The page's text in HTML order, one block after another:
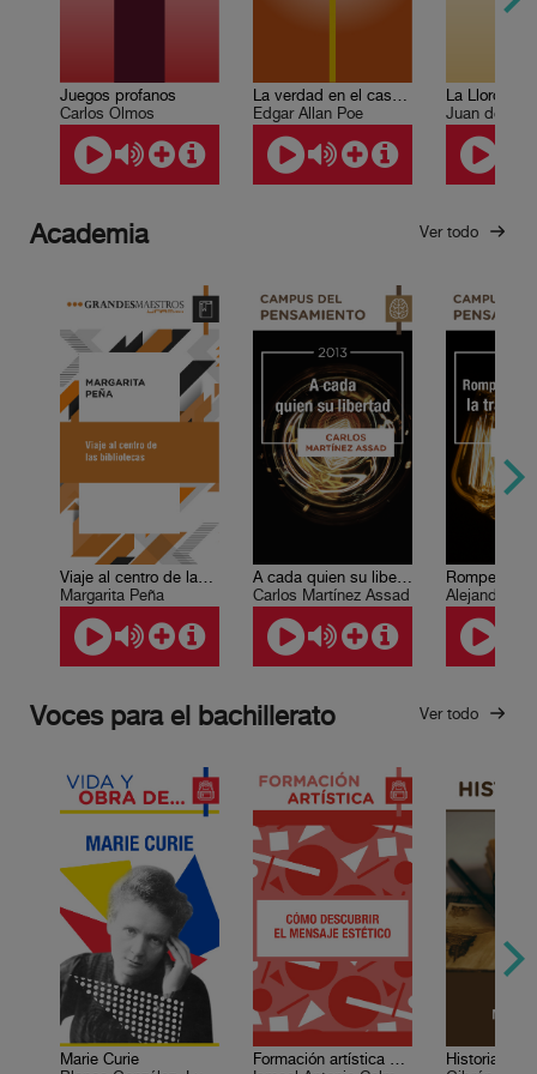
Juegos profanos
Carlos Olmos
La verdad en el caso del señor Valdemar
Edgar Allan Poe
La Llorona
Academia Ver todo
Viaje al centro de las bibliotecas
Margarita Peña
A cada quien su libertad
Carlos Martínez Assad
Alejandro
Voces para el bachillerato Ver todo
Marie Curie
Formación artística 2. Cómo descubrir el mensaje estético